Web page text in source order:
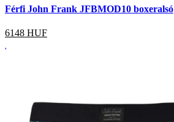
Férfi John Frank JFBMOD10 boxeralsó
6148 HUF